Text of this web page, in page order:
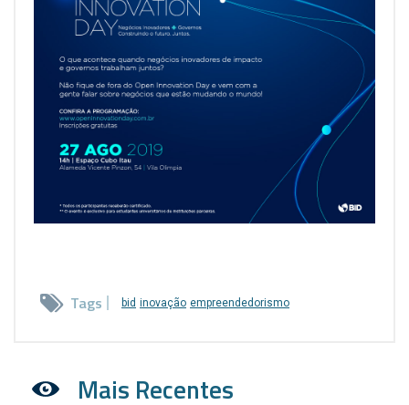
Tags bid inovação empreendedorismo
Mais Recentes